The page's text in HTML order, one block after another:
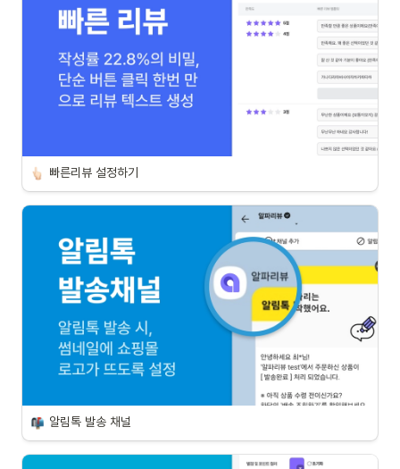
빠른리뷰 설정하기
알림톡 발송 채널